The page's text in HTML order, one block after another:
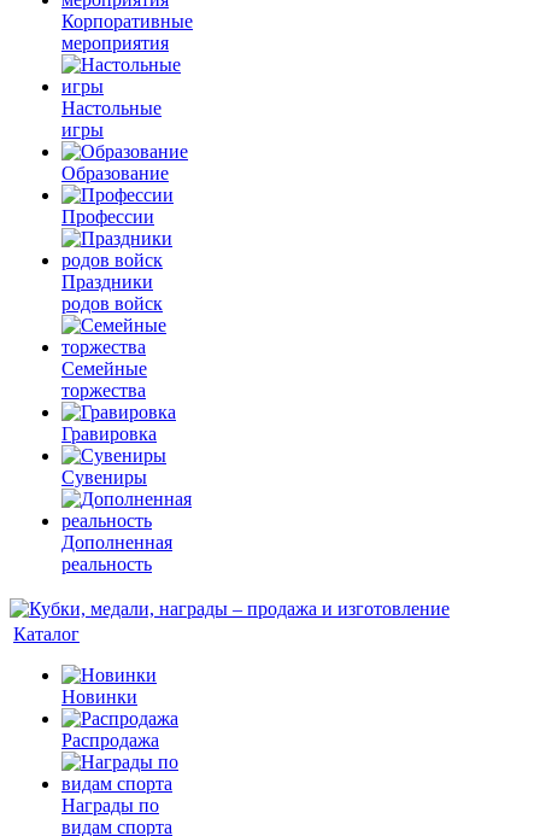
Корпоративные
мероприятия
Настольные
игры
Образование
Профессии
Праздники
родов войск
Семейные
торжества
Гравировка
Сувениры
Дополненная
реальность
Каталог
Новинки
Распродажа
Награды по
видам спорта